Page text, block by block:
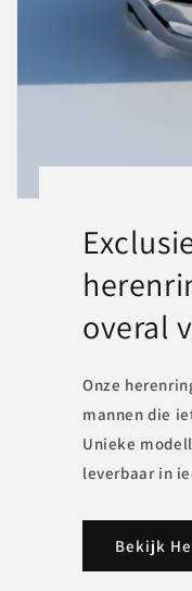
overal
Onze
mannen die
Unieke
leverbaar in
Bekijk